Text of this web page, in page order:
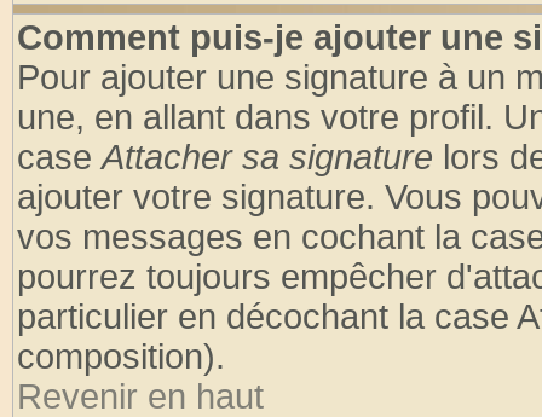
Comment puis-je ajouter une
Pour ajouter une signature à un
une, en allant dans votre profil.
caseAttacher sa signature lors
ajouter votre signature. Vous
vos messages en cochant la
pourrez toujours empêcher
particulier en décochant la case
composition).
Revenir en haut